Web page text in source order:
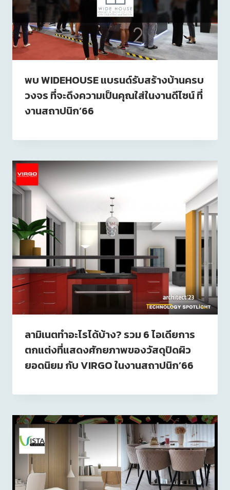
พบ WIDEHOUSE แบรนด์รับสร้างบ้านครบ
วงจร ที่จะดึงความเป็นคุณใส่ในงานดีไซน์ ที่
งานสถาปนิก’66
ลามิเนตทำอะไรได้บ้าง? รวม 6 ไอเดียการ
ตกแต่งที่แสดงศักยภาพของวัสดุปิดผิว
ยอดนิยม กับ VIRGO ในงานสถาปนิก’66